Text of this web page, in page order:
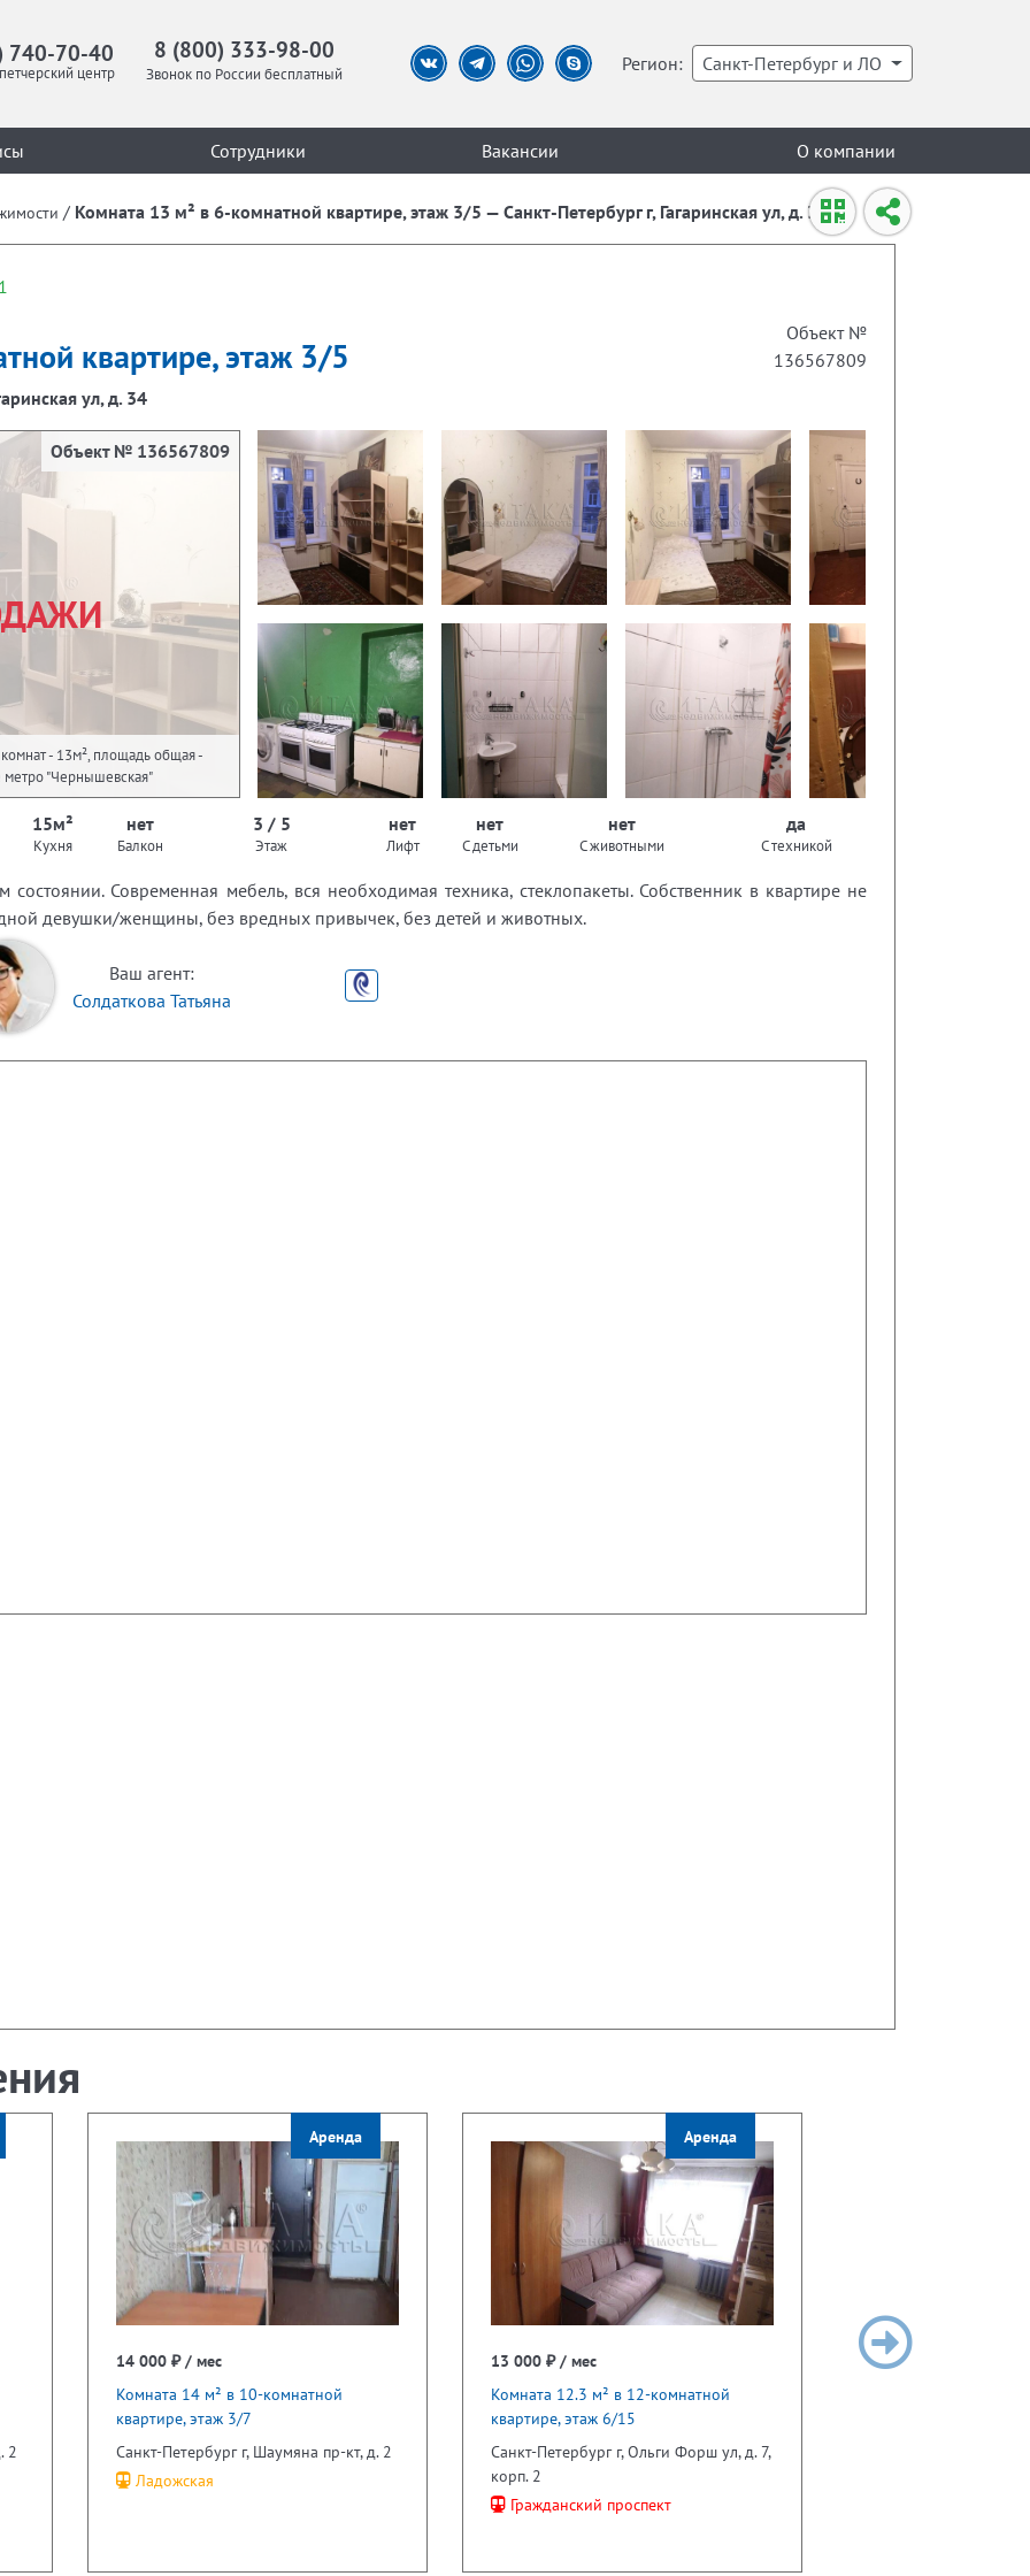
740-70-40
центр
8 (800) 333-98-00
Звонок по России бесплатный Регион: Санкт-Петербург и ЛО
Сотрудники Вакансии О компании
/ Комната 13 м² в 6-комнатной квартире, этаж 3/5 — Санкт-Петербург г, Гагаринская ул, д. 34
квартире, этаж 3/5
Объект №
136567809
ул, д. 34
Объект № 136567809
- 13м², площадь общая -
метро "Чернышевская"
15м²
Кухня
нет
Балкон
3 / 5
Этаж
нет
Лифт
нет
С детьми
нет
С животными
да
С техникой
состоянии. Современная мебель, вся необходимая техника, стеклопакеты. Собственник в квартире не
девушки/женщины, без вредных привычек, без детей и животных.
Ваш агент:
Солдаткова Татьяна
2
Аренда
14 000 ₽ / мес
Комната 14 м² в 10-комнатной
квартире, этаж 3/7
Санкт-Петербург г, Шаумяна пр-кт, д. 2
Ладожская
Аренда
13 000 ₽ / мес
Комната 12.3 м² в 12-комнатной
квартире, этаж 6/15
Санкт-Петербург г, Ольги Форш ул, д. 7,
корп. 2
Гражданский проспект